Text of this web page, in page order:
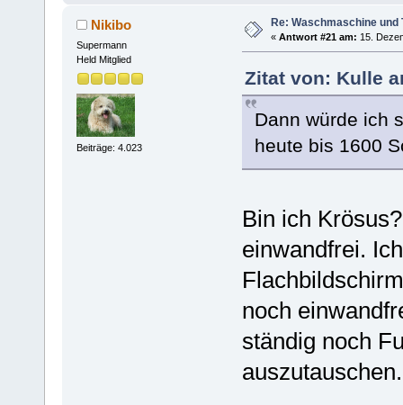
Nikibo
Supermann
Held Mitglied
Beiträge: 4.023
Re: Waschmaschine und
« Antwort #21 am: 15.
Zitat von: Kulle
Dann würde ich
heute bis 1600
Bin ich
einwandfrei.
noch
ständig noch
auszutauschen.